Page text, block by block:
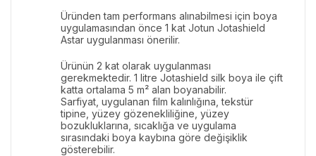
Üründen tam performans alınabilmesi için boya
uygulamasından önce 1 kat Jotun Jotashield
Astar uygulanması önerilir.
Ürünün 2 kat olarak uygulanması
gerekmektedir. 1 litre Jotashield silk boya ile çift
katta ortalama 5 m² alan boyanabilir.
Sarfiyat, uygulanan film kalınlığına, tekstür
tipine, yüzey gözenekliliğine, yüzey
bozukluklarına, sıcaklığa ve uygulama
sırasındaki boya kaybına göre değişiklik
gösterebilir.